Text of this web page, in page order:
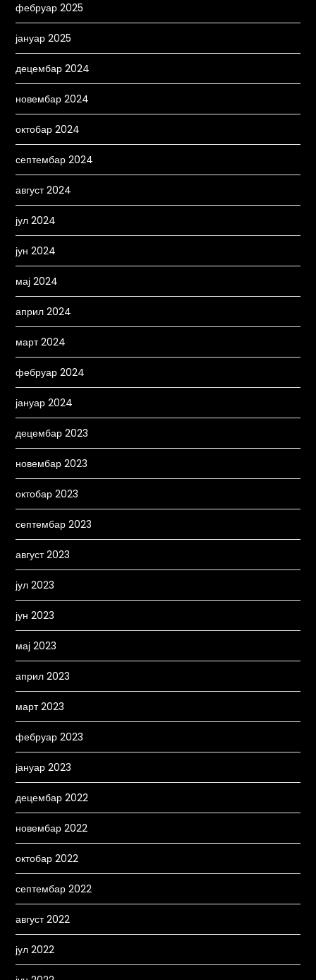
фебруар 2025
јануар 2025
децембар 2024
новембар 2024
октобар 2024
септембар 2024
август 2024
јул 2024
јун 2024
мај 2024
април 2024
март 2024
фебруар 2024
јануар 2024
децембар 2023
новембар 2023
октобар 2023
септембар 2023
август 2023
јул 2023
јун 2023
мај 2023
април 2023
март 2023
фебруар 2023
јануар 2023
децембар 2022
новембар 2022
октобар 2022
септембар 2022
август 2022
јул 2022